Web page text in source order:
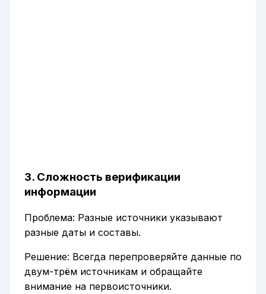
3. Сложность верификации
информации
Проблема: Разные источники указывают
разные даты и составы.
Решение: Всегда перепроверяйте данные по
двум-трём источникам и обращайте
внимание на первоисточники.